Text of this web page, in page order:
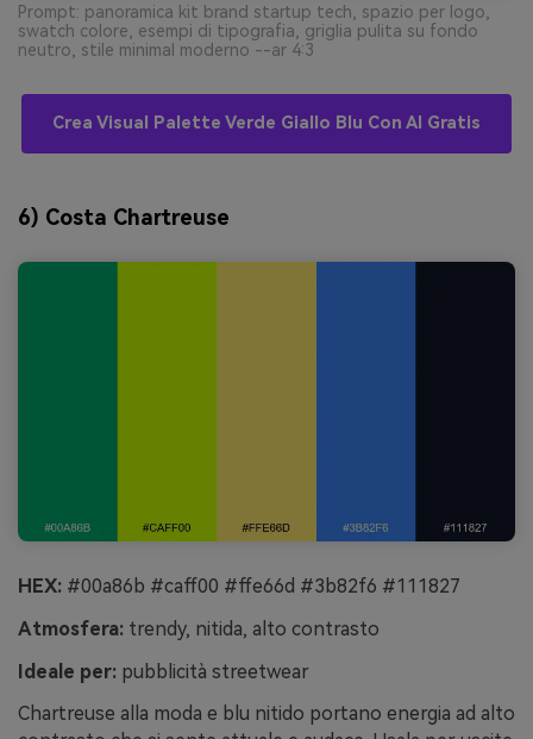
Prompt: panoramica kit brand startup tech, spazio per logo,
swatch colore, esempi di tipografia, griglia pulita su fondo
neutro, stile minimal moderno --ar 4:3
Crea Visual Palette Verde Giallo Blu Con AI Gratis
6) Costa Chartreuse
HEX: #00a86b #caff00 #ffe66d #3b82f6 #111827
Atmosfera: trendy, nitida, alto contrasto
Ideale per: pubblicità streetwear
Chartreuse alla moda e blu nitido portano energia ad alto